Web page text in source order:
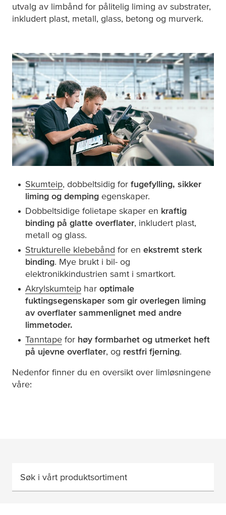
utvalg av limbånd for pålitelig liming av substrater,
inkludert plast, metall, glass, betong og murverk.
Skumteip, dobbeltsidig for fugefylling, sikker
liming og demping egenskaper.
Dobbeltsidige folietape skaper en kraftig
binding på glatte overflater, inkludert plast,
metall og glass.
Strukturelle klebebånd for en ekstremt sterk
binding. Mye brukt i bil- og
elektronikkindustrien samt i smartkort.
Akrylskumteip har optimale
fuktingsegenskaper som gir overlegen liming
av overflater sammenlignet med andre
limmetoder.
Tanntape for høy formbarhet og utmerket heft
på ujevne overflater, og restfri fjerning.
Nedenfor finner du en oversikt over limløsningene
våre:
Søk i vårt produktsortiment